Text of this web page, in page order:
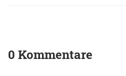
0 Kommentare